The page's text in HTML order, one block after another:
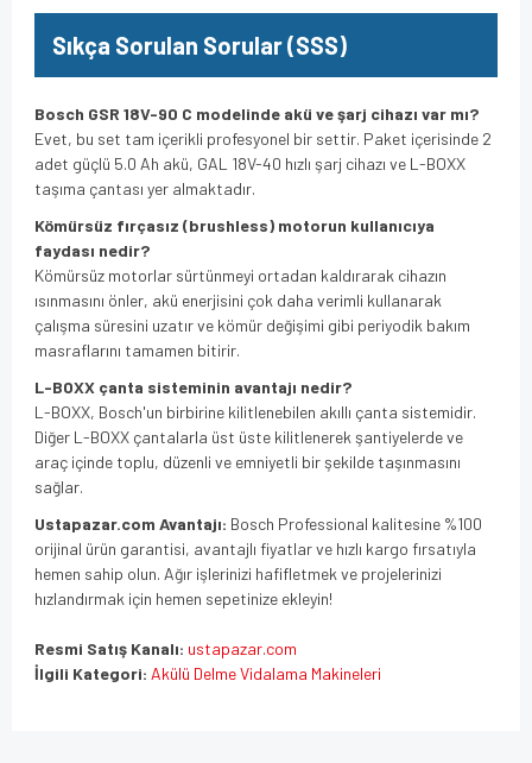
Sıkça Sorulan Sorular (SSS)
Bosch GSR 18V-90 C modelinde akü ve şarj cihazı var mı?
Evet, bu set tam içerikli profesyonel bir settir. Paket içerisinde 2
adet güçlü 5.0 Ah akü, GAL 18V-40 hızlı şarj cihazı ve L-BOXX
taşıma çantası yer almaktadır.
Kömürsüz fırçasız (brushless) motorun kullanıcıya
faydası nedir?
Kömürsüz motorlar sürtünmeyi ortadan kaldırarak cihazın
ısınmasını önler, akü enerjisini çok daha verimli kullanarak
çalışma süresini uzatır ve kömür değişimi gibi periyodik bakım
masraflarını tamamen bitirir.
L-BOXX çanta sisteminin avantajı nedir?
L-BOXX, Bosch'un birbirine kilitlenebilen akıllı çanta sistemidir.
Diğer L-BOXX çantalarla üst üste kilitlenerek şantiyelerde ve
araç içinde toplu, düzenli ve emniyetli bir şekilde taşınmasını
sağlar.
Ustapazar.com Avantajı: Bosch Professional kalitesine %100
orijinal ürün garantisi, avantajlı fiyatlar ve hızlı kargo fırsatıyla
hemen sahip olun. Ağır işlerinizi hafifletmek ve projelerinizi
hızlandırmak için hemen sepetinize ekleyin!
Resmi Satış Kanalı: ustapazar.com
İlgili Kategori: Akülü Delme Vidalama Makineleri